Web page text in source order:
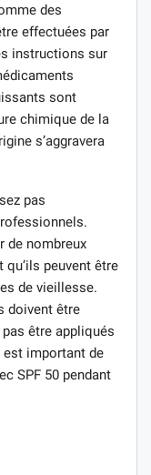
des
effectuées par
instructions sur
sont
chimique de la
s’aggravera
pas
de nombreux
peuvent être
de vieillesse.
doivent être
être appliqués
est important de
SPF 50 pendant